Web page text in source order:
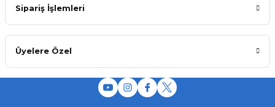
Sipariş İşlemleri
Üyelere Özel